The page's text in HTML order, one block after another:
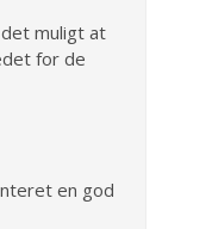
muligt at
for de
en god